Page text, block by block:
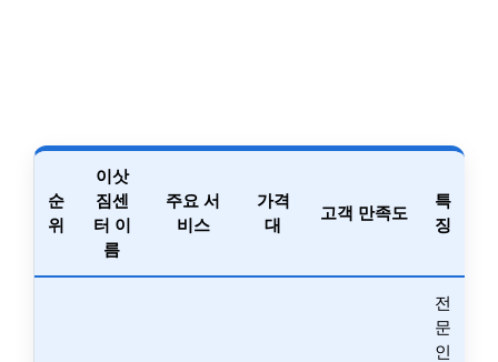
순
위
이삿
짐센
터 이
름
주요 서
비스
가격
대
고객 만족도
특
징
전
문
인